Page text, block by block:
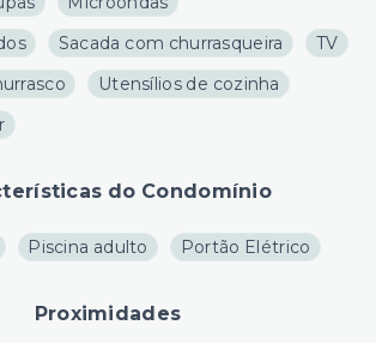
Sacada com churrasqueira
TV
Utensílios de cozinha
do Condomínio
Piscina adulto Portão Elétrico
Proximidades